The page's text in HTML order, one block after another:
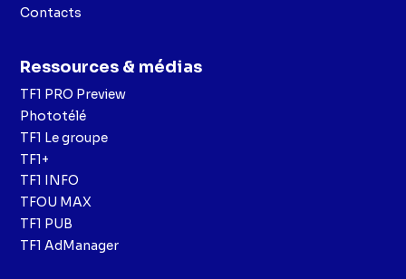
Contacts
Ressources & médias
TF1 PRO Preview
Phototélé
TF1 Le groupe
TF1+
TF1 INFO
TFOU MAX
TF1 PUB
TF1 AdManager